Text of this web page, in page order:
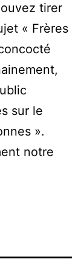
tirer
« Frères
sur le
».
notre